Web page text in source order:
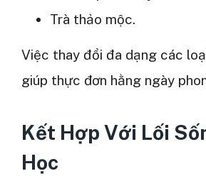
Trà thảo mộc.
Việc thay đổi đa dạng các
giúp thực đơn hằng ngày
Kết Hợp Với Lối
Học